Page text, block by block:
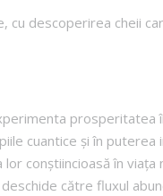
descoperirea cheii
cuantice și în
conștiincioasă în
către fluxul